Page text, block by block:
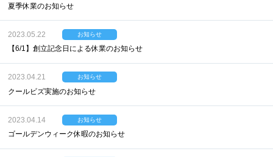
夏季休業のお知らせ
2023.05.22 お知らせ
【6/1】創立記念日による休業のお知らせ
2023.04.21 お知らせ
クールビズ実施のお知らせ
2023.04.14 お知らせ
ゴールデンウィーク休暇のお知らせ